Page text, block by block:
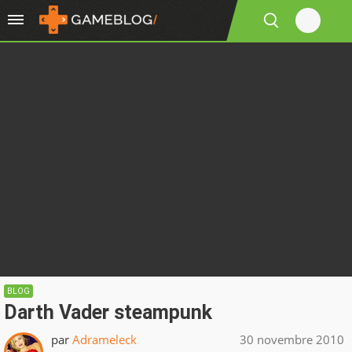
BLOG
Darth Vader steampunk
par Adrameleck 30 novembre 2010